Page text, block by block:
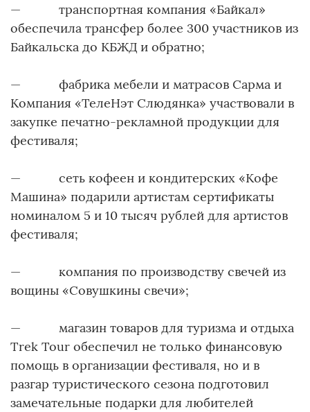
— транспортная компания «Байкал»
обеспечила трансфер более 300 участников из
Байкальска до КБЖД и обратно;
— фабрика мебели и матрасов Сарма и
Компания «ТелеНэт Слюдянка» участвовали в
закупке печатно-рекламной продукции для
фестиваля;
— сеть кофеен и кондитерских «Кофе
Машина» подарили артистам сертификаты
номиналом 5 и 10 тысяч рублей для артистов
фестиваля;
— компания по производству свечей из
вощины «Совушкины свечи»;
— магазин товаров для туризма и отдыха
Trek Tour обеспечил не только финансовую
помощь в организации фестиваля, но и в
разгар туристического сезона подготовил
замечательные подарки для любителей